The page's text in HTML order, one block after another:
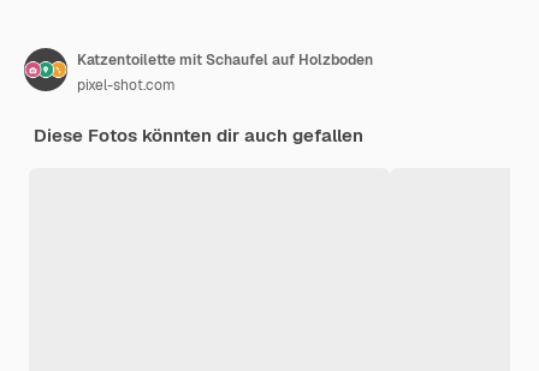
Katzentoilette mit Schaufel auf Holzboden
pixel-shot.com
Diese Fotos könnten dir auch gefallen